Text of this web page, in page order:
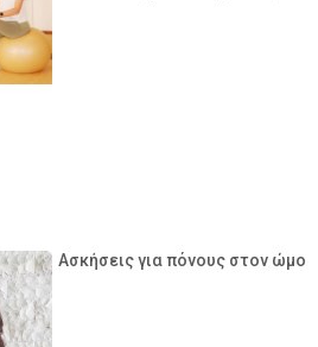
Ασκήσεις για πόνους στον ώμο